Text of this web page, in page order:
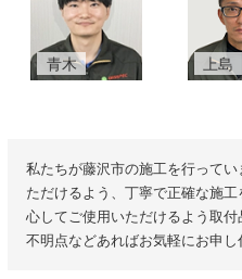
青木 上島
私たちが藤沢市の施工を行って
ただけるよう、丁寧で正確な施
心してご使用いただけるよう取
不明点などあればお気軽にお申し